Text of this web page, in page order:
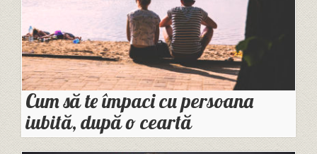
Cum să te împaci cu persoana
iubită, după o ceartă